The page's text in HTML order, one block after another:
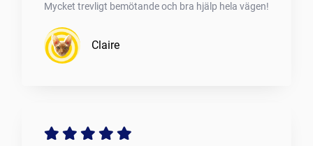
Mycket trevligt bemötande och bra hjälp hela vägen!
Claire